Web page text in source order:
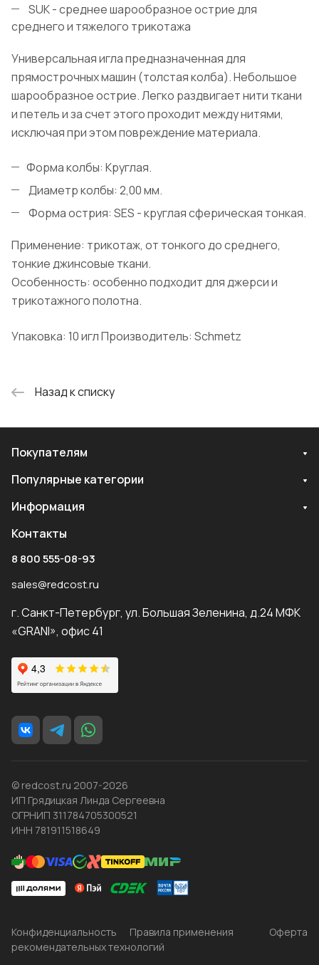
SUK - среднее шарообразное острие для
среднего и тяжелого трикотажа
Универсальная игла предназначенная для
прямострочных машин (толстая колба). Небольшое
шарообразное острие. Легко раздвигает нити ткани
и петель и за счет этого проходит между нитями,
исключая при этом повреждение материала.
Форма колбы: Круглая.
Диаметр колбы: 2,00 мм.
Форма острия: SES - круглая сферическая тонкая.
Применение: трикотаж, от тонкого до среднего,
тонкие джинсовые ткани.
Особенность: особенно подходит для джерси и
трикотажного полотна.
Упаковка: 10 игл Производитель: Schmetz
Назад к списку
Покупателям
Популярные категории
Информация
Контакты
8 800 555-08-93
sales@redcost.ru
г. Санкт-Петербург, ул. Большая Зеленина, д.24 МФК
«GRANI», офис 41
© redcost.ru 2007-2026
ИП Грядицкая Линда Сергеевна
ОГРНИП 311784705300521
ИНН 781911518649
Конфиденциальность
Правила применения
рекомендательных технологий
Оферта